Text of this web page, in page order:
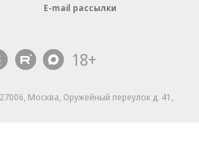
E-mail рассылки
18+
Москва, Оружейный переулок д. 41,